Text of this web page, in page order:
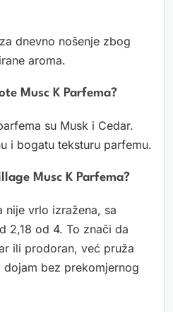
dnevno nošenje zbog
aroma.
Musc K Parfema?
su Musk i Cedar.
i bogatu teksturu parfemu.
Musc K Parfema?
nije vrlo izražena, sa
2,18 od 4. To znači da
ili prodoran, već pruža
bez prekomjernog